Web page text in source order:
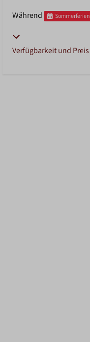
Während
Sommerferien
Verfügbarkeit und Preis